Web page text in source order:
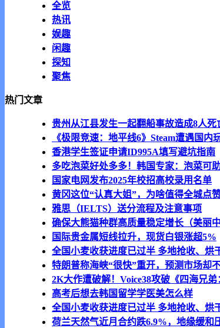
全览
热讯
娱趣
闲趣
探知
聚焦
热门文章
贵州从江县发生一起翻船事故造成8人死
《极限竞速：地平线6》Steam遭遇国内
香港学生签证申请ID995A填写避坑指南
多吃泡菜好处多多！韩国专家：泡菜可
国家电网发布2025年校招高校录用名单
黄冈这位“认真大姐”，为啥值得全城点
雅思（IELTS）送分流程及注意事项
确保大熊猫种群高质量稳定增长（美丽
国际贵金属短线拉升，现货白银涨超5%
全国小麦收获进度已过半 多地抢收、烘
特朗普称海峡“很快”重开，预测市场却
2K大作遭破解！Voice38攻破《四海兄
高考后想去韩国留学学医美怎么样
全国小麦收获进度已过半 多地抢收、烘
荷兰天然气近月合约跌6.9%，地缘缓和